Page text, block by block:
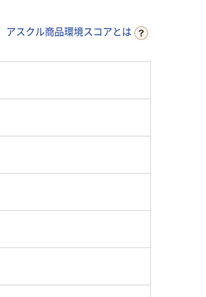
アスクル商品環境スコアとは